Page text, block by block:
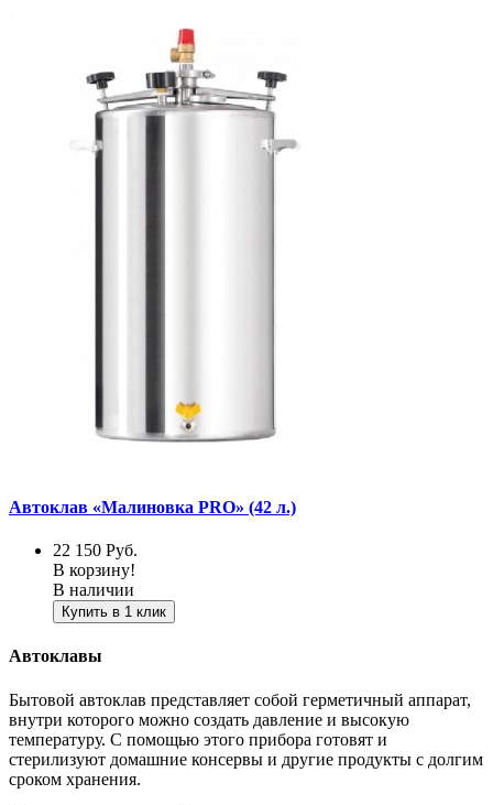
Автоклав «Малиновка PRO» (42 л.)
22 150 Руб.
В корзину!
В наличии
Купить в 1 клик
Автоклавы
Бытовой автоклав представляет собой герметичный аппарат,
внутри которого можно создать давление и высокую
температуру. С помощью этого прибора готовят и
стерилизуют домашние консервы и другие продукты с долгим
сроком хранения.